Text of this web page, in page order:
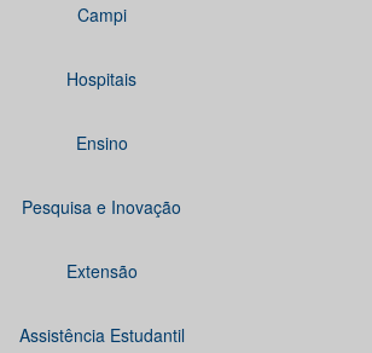
Campi
Hospitais
Ensino
Pesquisa e Inovação
Extensão
Assistência Estudantil